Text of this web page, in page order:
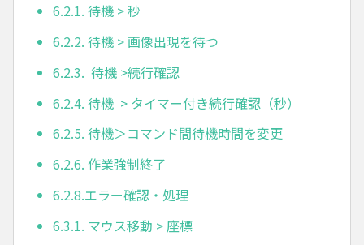
6.2.1. 待機 > 秒
6.2.2. 待機 > 画像出現を待つ
6.2.3. 待機 >続行確認
6.2.4. 待機 > タイマー付き続行確認（秒）
6.2.5. 待機＞コマンド間待機時間を変更
6.2.6. 作業強制終了
6.2.8.エラー確認・処理
6.3.1. マウス移動 > 座標